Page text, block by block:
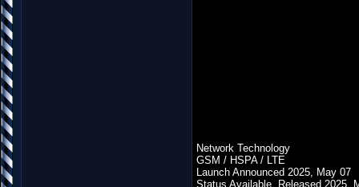
Network Technology
GSM / HSPA / LTE
Launch Announced 2025, May 07
Status Available. Released 2025,